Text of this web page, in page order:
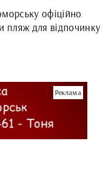
офіційно
пляж для відпочинку
Реклама